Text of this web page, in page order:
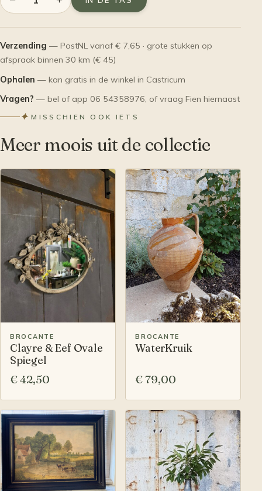
Verzending — PostNL vanaf € 7,65 · grote stukken op
afspraak binnen 30 km (€ 45)
Ophalen — kan gratis in de winkel in Castricum
Vragen? — bel of app 06 54358976, of vraag Fien hiernaast
✦MISSCHIEN OOK IETS
Meer moois uit de collectie
BROCANTE
Clayre & Eef Ovale
Spiegel
€ 42,50
BROCANTE
WaterKruik
€ 79,00